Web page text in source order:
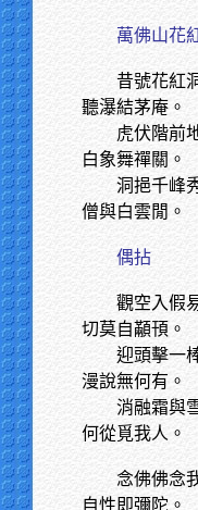
萬佛山花
昔號花紅
聽瀑結茅庵。
虎伏階前
白象舞禪關。
洞挹千峰
僧與白雲閒。
偶拈
觀空入假
切莫自顢頇。
迎頭擊一
漫說無何有。
消融霜與
何從覓我人。
念佛佛念
自性即彌陀。